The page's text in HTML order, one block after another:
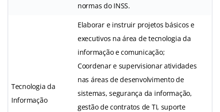
normas do INSS.
Tecnologia da
Informação
Elaborar e instruir projetos básicos e
executivos na área de tecnologia da
informação e comunicação;
Coordenar e supervisionar atividades
nas áreas de desenvolvimento de
sistemas, segurança da informação,
gestão de contratos de TI, suporte